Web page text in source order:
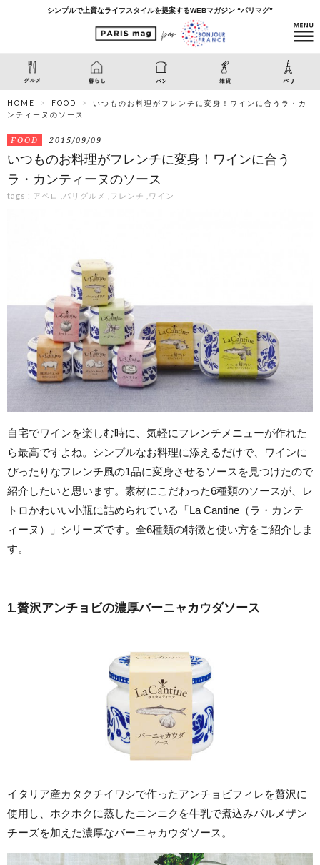
シンプルで上質なライフスタイルを提案するWEBマガジン “パリマグ”
HOME FOOD
いつものお料理がフレンチに変身！ワインに合うラ・カ
ンティーヌのソース
FOOD 2015/09/09
いつものお料理がフレンチに変身！ワインに合う
ラ・カンティーヌのソース
tags : アペロ パリグルメ フレンチ ワイン
自宅でワインを楽しむ時に、気軽にフレンチメニューが作れた
ら最高ですよね。シンプルなお料理に添えるだけで、ワインに
ぴったりなフレンチ風の1品に変身させるソースを見つけたので
紹介したいと思います。素材にこだわった6種類のソースが、レ
トロかわいい小瓶に詰められている「La Cantine（ラ・カンテ
ィーヌ）」シリーズです。全6種類の特徴と使い方をご紹介しま
す。
1.贅沢アンチョビの濃厚バーニャカウダソース
イタリア産カタクチイワシで作ったアンチョビフィレを贅沢に
使用し、ホクホクに蒸したニンニクを牛乳で煮込みパルメザン
チーズを加えた濃厚なバーニャカウダソース。